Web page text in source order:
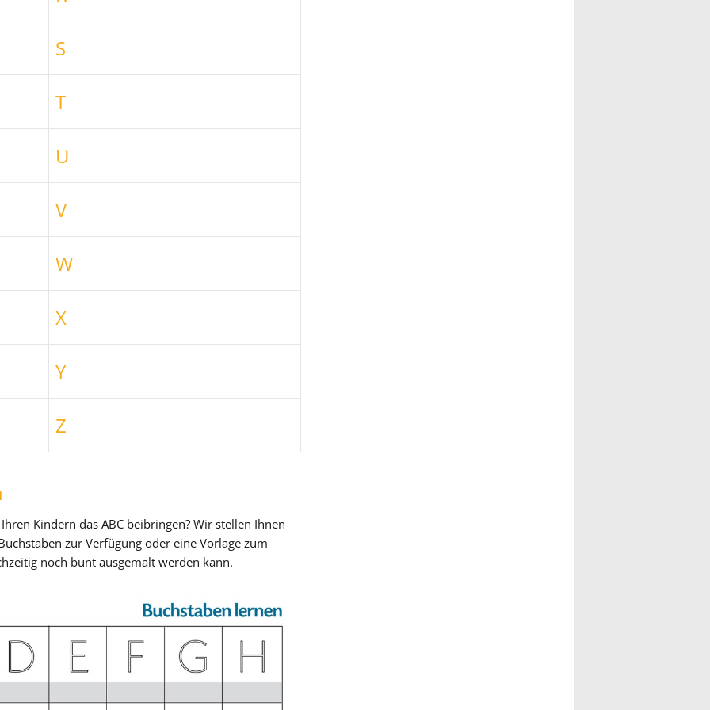
S
T
U
V
W
X
Y
Z
Kindern das ABC beibringen? Wir stellen Ihnen
zur Verfügung oder eine Vorlage zum
noch bunt ausgemalt werden kann.